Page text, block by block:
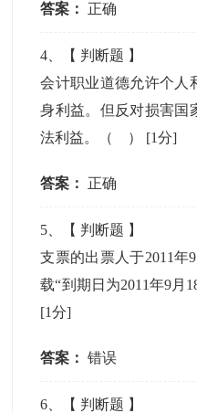
答案： 正确
4 、【 判断题 】
会计职业道德允许个人
身利益。但反对损害国
法利益。（ ） [1分]
答案： 正确
5 、【 判断题 】
支票的出票人于2011年
载“到期日为2011年9月
[1分]
答案： 错误
6 、【 判断题 】